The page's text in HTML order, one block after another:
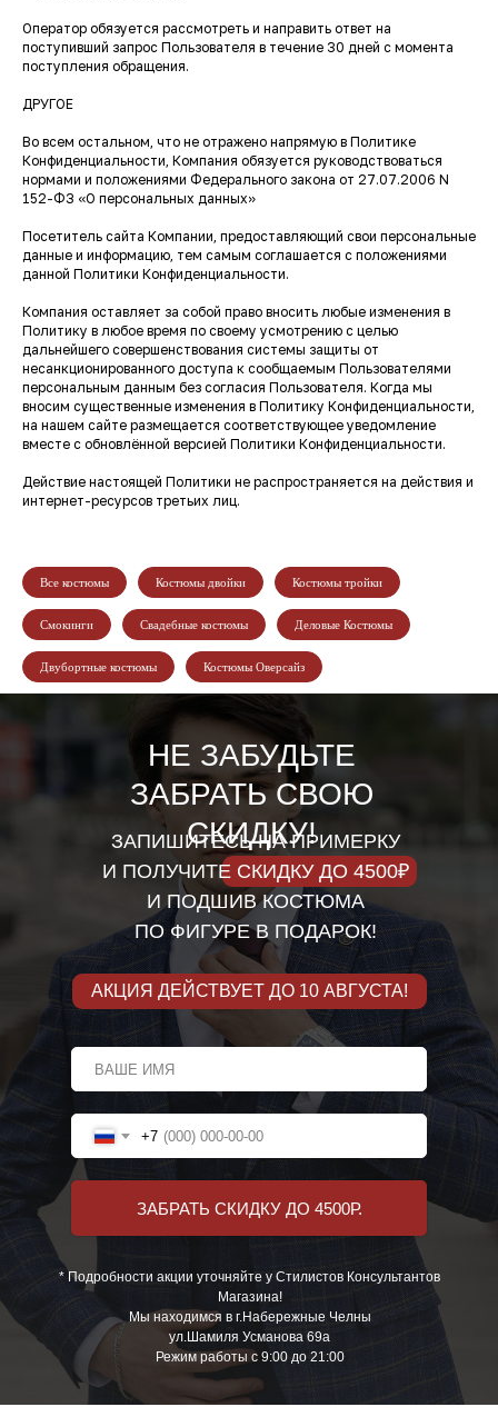
Оператор обязуется рассмотреть и направить ответ на
поступивший запрос Пользователя в течение 30 дней с момента
поступления обращения.
ДРУГОЕ
Во всем остальном, что не отражено напрямую в Политике
Конфиденциальности, Компания обязуется руководствоваться
нормами и положениями Федерального закона от 27.07.2006 N
152-ФЗ «О персональных данных»
Посетитель сайта Компании, предоставляющий свои персональные
данные и информацию, тем самым соглашается с положениями
данной Политики Конфиденциальности.
Компания оставляет за собой право вносить любые изменения в
Политику в любое время по своему усмотрению с целью
дальнейшего совершенствования системы защиты от
несанкционированного доступа к сообщаемым Пользователями
персональным данным без согласия Пользователя. Когда мы
вносим существенные изменения в Политику Конфиденциальности,
на нашем сайте размещается соответствующее уведомление
вместе с обновлённой версией Политики Конфиденциальности.
Действие настоящей Политики не распространяется на действия и
интернет-ресурсов третьих лиц.
Все костюмы Костюмы двойки Костюмы тройки
Смокинги Свадебные костюмы Деловые Костюмы
Двубортные костюмы Костюмы Оверсайз
НЕ ЗАБУДЬТЕ
ЗАБРАТЬ СВОЮ
СКИДКУ!
ЗАПИШИТЕСЬ НА ПРИМЕРКУ
И ПОЛУЧИТЕ СКИДКУ ДО 4500₽
И ПОДШИВ КОСТЮМА
ПО ФИГУРЕ В ПОДАРОК!
АКЦИЯ ДЕЙСТВУЕТ ДО 10 АВГУСТА!
* Подробности акции уточняйте у Стилистов Консультантов
Магазина!
Мы находимся в г.Набережные Челны
ул.Шамиля Усманова 69а
Режим работы с 9:00 до 21:00
+7
ЗАБРАТЬ СКИДКУ ДО 4500Р.